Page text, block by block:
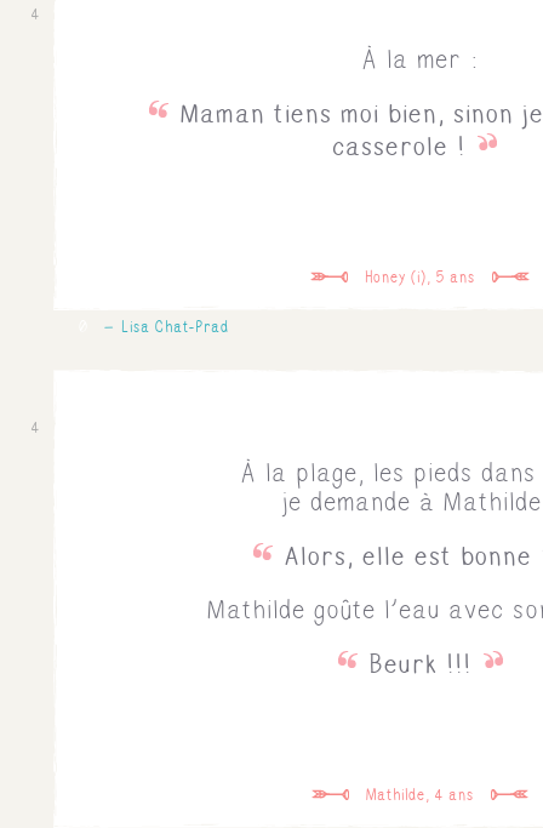
À la mer :
Maman tiens moi bien, sinon
casserole !
Honey (i), 5 ans
4
Lisa Chat-Prad
À la plage, les pieds
je demande à
Alors, elle est bonne
Mathilde goûte l'eau avec
Beurk !!!
Mathilde, 4 ans
4